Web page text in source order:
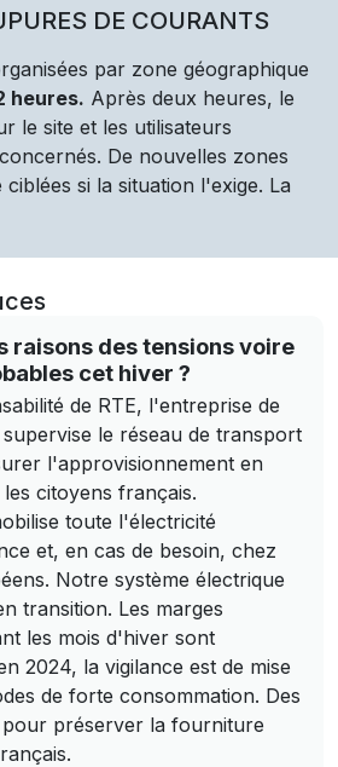
DE COURANTS
par zone géographique
heures. Après deux heures, le
le site et les utilisateurs
De nouvelles zones
si la situation l'exige. La
raisons des tensions voire
cet hiver ?
de RTE, l'entreprise de
le réseau de transport
l'approvisionnement en
citoyens français.
toute l'électricité
et, en cas de besoin, chez
Notre système électrique
transition. Les marges
les mois d'hiver sont
2024, la vigilance est de mise
de forte consommation. Des
préserver la fourniture